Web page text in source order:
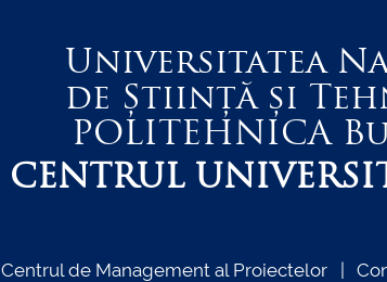
Universitatea
de Știință și
POLITEHNICA
CENTRUL
Centrul de Management al Proiectelor